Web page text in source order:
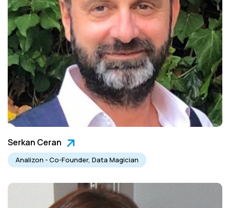
Serkan Ceran
Analizon - Co-Founder, Data Magician